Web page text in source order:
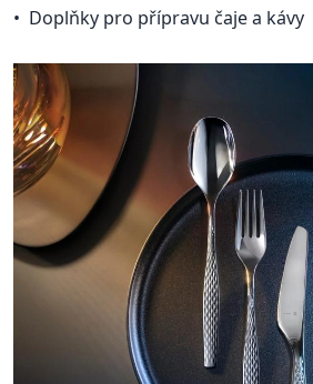
Doplňky pro přípravu čaje a kávy